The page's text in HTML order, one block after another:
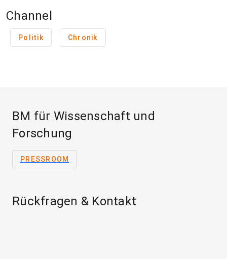
Channel
Politik Chronik
BM für Wissenschaft und
Forschung
PRESSROOM
Rückfragen & Kontakt